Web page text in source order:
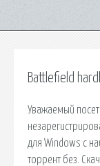
Battlefield
Уважаемый
для Windows с
торрент без.